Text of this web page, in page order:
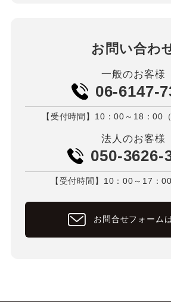
お問い合わ
一般のお客様
06-6147-
【受付時間】10：00～18：00
法人のお客様
050-3626-
【受付時間】10：00～17：
お問合せフォーム